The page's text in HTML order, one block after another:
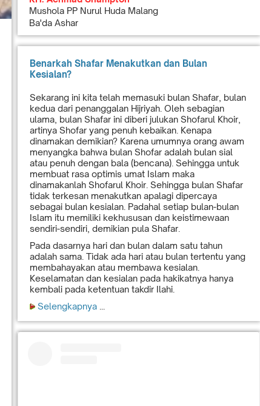
Mushola PP Nurul Huda Malang
Ba'da Ashar
Benarkah Shafar Menakutkan dan Bulan
Kesialan?
Sekarang ini kita telah memasuki bulan Shafar, bulan
kedua dari penanggalan Hijriyah. Oleh sebagian
ulama, bulan Shafar ini diberi julukan Shofarul Khoir,
artinya Shofar yang penuh kebaikan. Kenapa
dinamakan demikian? Karena umumnya orang awam
menyangka bahwa bulan Shofar adalah bulan sial
atau penuh dengan bala (bencana). Sehingga untuk
membuat rasa optimis umat Islam maka
dinamakanlah Shofarul Khoir. Sehingga bulan Shafar
tidak terkesan menakutkan apalagi dipercaya
sebagai bulan kesialan. Padahal setiap bulan-bulan
Islam itu memiliki kekhususan dan keistimewaan
sendiri-sendiri, demikian pula Shafar.
Pada dasarnya hari dan bulan dalam satu tahun
adalah sama. Tidak ada hari atau bulan tertentu yang
membahayakan atau membawa kesialan.
Keselamatan dan kesialan pada hakikatnya hanya
kembali pada ketentuan takdir Ilahi.
Selengkapnya